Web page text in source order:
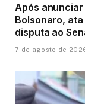
Após
Bolsonaro,
disputa ao
7 de agosto de